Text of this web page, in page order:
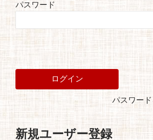
パスワード
パスワー
新規ユーザー登録